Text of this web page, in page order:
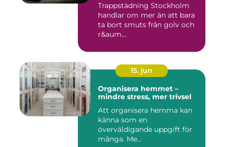
Trappstädning Stockholm
handlar om mer än att bara
ta bort smuts från golv och
r&aum...
15. jun
Organisera hemmet –
mindre stress, mer trivsel
Att organisera hemma kan
känna som en
överväldigande uppgift för
många. Me...